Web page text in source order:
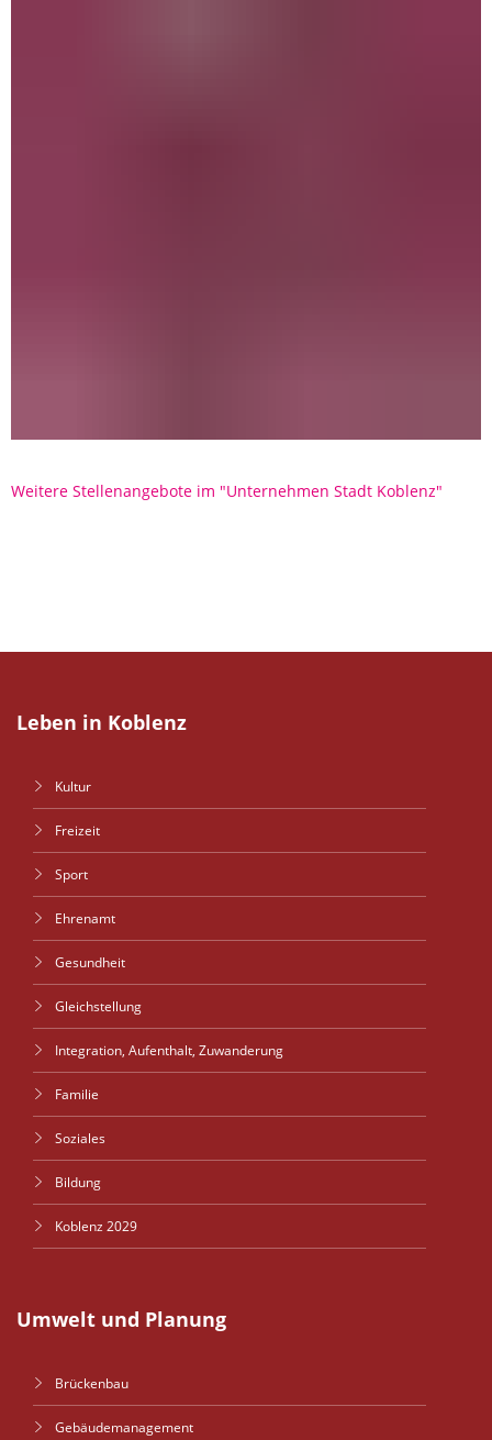
Weitere Stellenangebote im "Unternehmen Stadt Koblenz"
Leben in Koblenz
Kultur
Freizeit
Sport
Ehrenamt
Gesundheit
Gleichstellung
Integration, Aufenthalt, Zuwanderung
Familie
Soziales
Bildung
Koblenz 2029
Umwelt und Planung
Brückenbau
Gebäudemanagement